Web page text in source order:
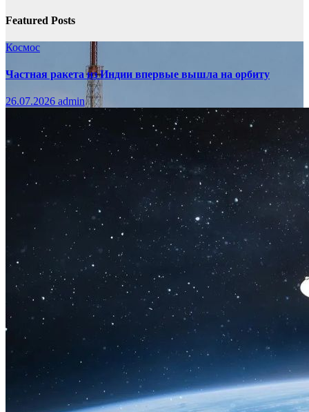
Featured Posts
Космос
Частная ракета из Индии впервые вышла на орбиту
26.07.2026 admin